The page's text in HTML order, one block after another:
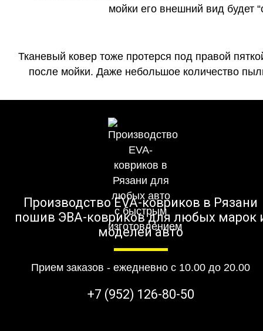
мойки его внешний вид будет
Тканевый ковер тоже протерся под правой
после мойки. Даже небольшое количество
Производство EVA-ковриков в Рязани
пошив ЭВА-ковриков для любых марок
моделей авто
Прием заказов - ежедневно с 10.00 до 20.00
+7 (952) 126-80-50